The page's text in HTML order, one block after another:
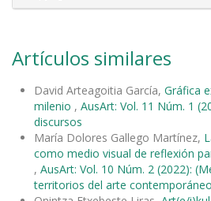
Artículos similares
David Arteagoitia García, Gráfica
milenio , AusArt: Vol. 11 Núm. 1
discursos
María Dolores Gallego Martínez,
como medio visual de reflexión
, AusArt: Vol. 10 Núm. 2 (2022):
territorios del arte contemporáneo